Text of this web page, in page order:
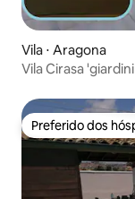
Vila ⋅ Aragona
Vila Cirasa
Preferido dos
Preferido dos